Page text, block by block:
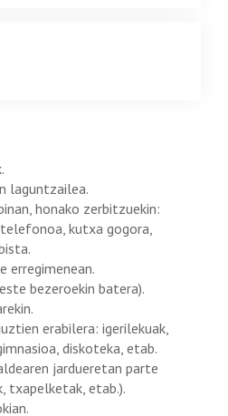
laguntzailea.
honako zerbitzuekin:
kutxa gogora,
erregimenean.
bezeroekin batera).
erabilera: igerilekuak,
diskoteka, etab.
jardueretan parte
txapelketak, etab.).